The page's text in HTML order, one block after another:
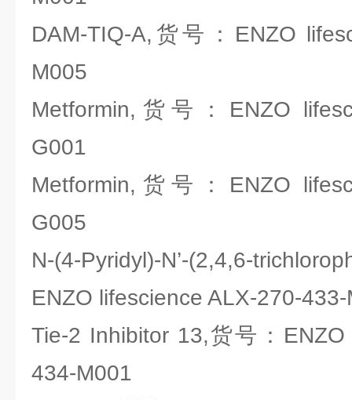
DAM-TIQ-A,货号：ENZO
M005
Metformin,货号：ENZO
G001
Metformin,货号：ENZO
G005
N-(4-Pyridyl)-N’-(2,4,6-
ENZO lifescience ALX-270-
Tie-2 Inhibitor 13,货号：ENZO
434-M001